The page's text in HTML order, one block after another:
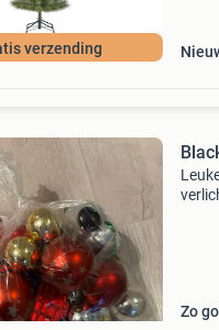
verzending
Zo